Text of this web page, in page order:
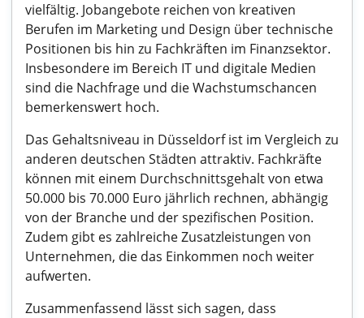
vielfältig. Jobangebote reichen von kreativen
Berufen im Marketing und Design über technische
Positionen bis hin zu Fachkräften im Finanzsektor.
Insbesondere im Bereich IT und digitale Medien
sind die Nachfrage und die Wachstumschancen
bemerkenswert hoch.
Das Gehaltsniveau in Düsseldorf ist im Vergleich zu
anderen deutschen Städten attraktiv. Fachkräfte
können mit einem Durchschnittsgehalt von etwa
50.000 bis 70.000 Euro jährlich rechnen, abhängig
von der Branche und der spezifischen Position.
Zudem gibt es zahlreiche Zusatzleistungen von
Unternehmen, die das Einkommen noch weiter
aufwerten.
Zusammenfassend lässt sich sagen, dass